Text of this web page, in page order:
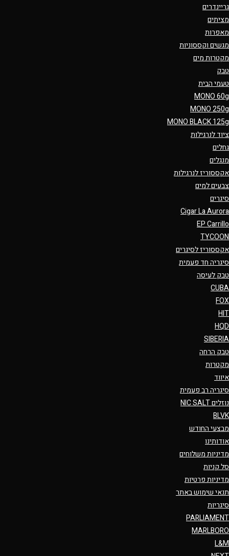
גריינדרים
מציתים
מאפרות
מגשים וקססוניות
מקטרות מים
טבק
טעמי הבית
MONO 60g
MONO 250g
MONO BLACK 125g
ציוד לנרגילות
גחלים
מנגלים
אקססוריז לנרגילות
צבעים למים
סיגרים
Cigar La Aurora
EP Carrillo
TYCOON
אקססוריז לסיגרים
סיגריה חד פעמית
טבק לעיסה
CUBA
FOX
HIT
HQD
SIBERIA
טבק הרחה
מקטרות
איווד
סיגריה רב פעמית
נוזלים NIC SALT
BLVK
מבצעי החודש
אודותינו
מדיניות משלוחים
סל קניות
מדיניות פרטיות
תנאי שימוש באתר
סיגריות
PARLIAMENT
MARLBORO
L&M